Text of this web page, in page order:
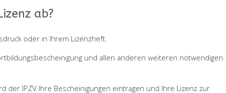
ab?
oder in Ihrem Lizenzheft.
und allen anderen weiteren notwendigen
der IPZV Ihre Bescheinigungen eintragen und Ihre Lizenz zur